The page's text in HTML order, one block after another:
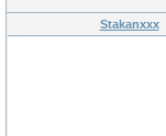
Stakanxxx